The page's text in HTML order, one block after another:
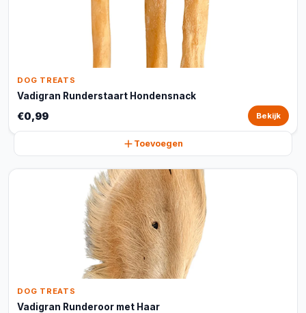
DOG TREATS
Vadigran Runderstaart Hondensnack
€0,99 Bekijk
Toevoegen
DOG TREATS
Vadigran Runderoor met Haar